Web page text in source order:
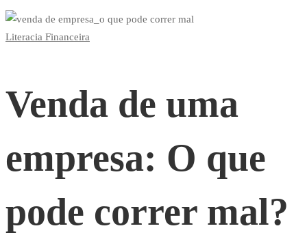
Venda
uma
empresa:
O
Literacia Financeira
Venda de uma
empresa: O que
pode correr mal?